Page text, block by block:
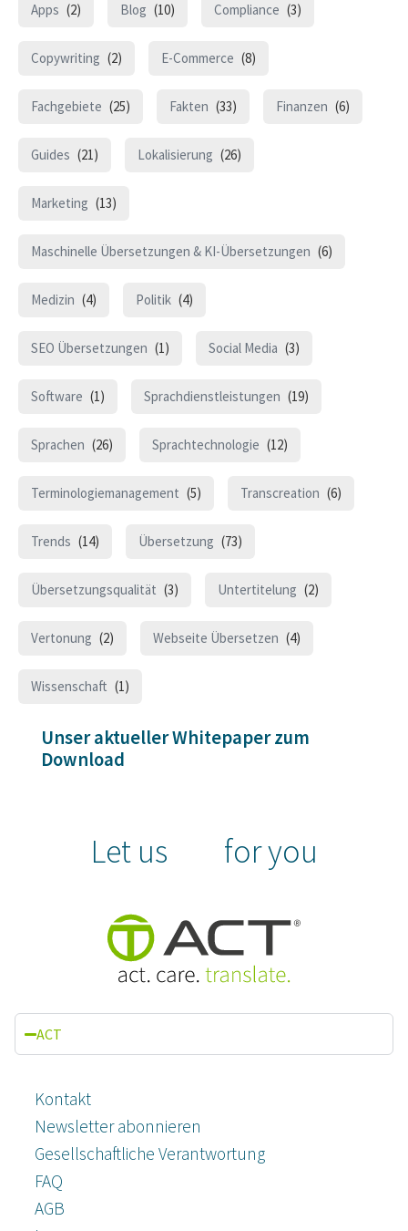
Apps (2) Blog (10) Compliance (3)
Copywriting (2) E-Commerce (8)
Fachgebiete (25) Fakten (33) Finanzen (6)
Guides (21) Lokalisierung (26)
Marketing (13)
Maschinelle Übersetzungen & KI-Übersetzungen (6)
Medizin (4) Politik (4)
SEO Übersetzungen (1) Social Media (3)
Software (1) Sprachdienstleistungen (19)
Sprachen (26) Sprachtechnologie (12)
Terminologiemanagement (5) Transcreation (6)
Trends (14) Übersetzung (73)
Übersetzungsqualität (3) Untertitelung (2)
Vertonung (2) Webseite Übersetzen (4)
Wissenschaft (1)
Unser aktueller Whitepaper zum
Download
Let us for you
ACT
Kontakt
Newsletter abonnieren
Gesellschaftliche Verantwortung
FAQ
AGB